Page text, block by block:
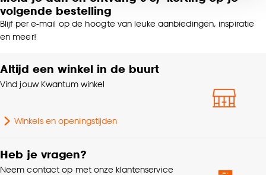
voor kiezen om bepaalde cookies wel of niet te
accepteren door op ‘Cookies aanpassen’ te
klikken.
Goed om te weten is dat je deze keuze altijd nog
kan aanpassen, bekijk hiervoor onze
Voering
Stofeigenschap
Fijn geweven, 100%
Interieurstijl
volgende bestelling
Blijf per e-mail op de hoogte van leuke aanbiedingen, inspiratie
en meer!
Altijd een winkel in de buurt
Vind jouw Kwantum winkel
Winkels en openingstijden
Heb je vragen?
Neem contact op met onze klantenservice